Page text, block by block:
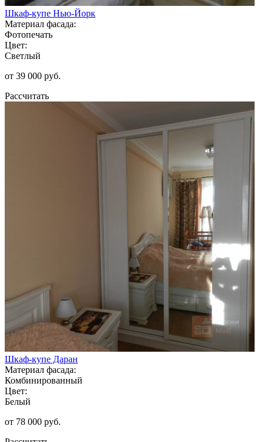
Шкаф-купе Нью-Йорк
Материал фасада:
Фотопечать
Цвет:
Светлый
от 39 000 руб.
Рассчитать
Шкаф-купе Даран
Материал фасада:
Комбинированный
Цвет:
Белый
от 78 000 руб.